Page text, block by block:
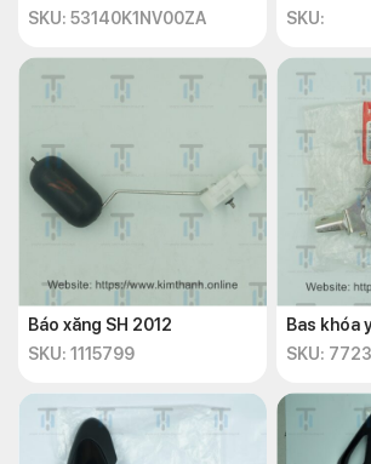
SKU: 53140K1NV00ZA
SKU:
Báo xăng SH 2012
SKU: 1115799
Bas khóa
SKU: